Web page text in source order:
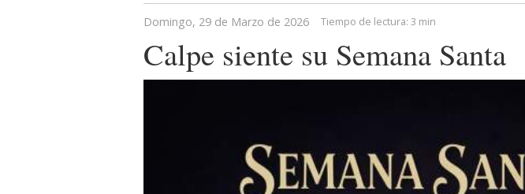
Domingo, 29 de Marzo de 2026 Tiempo de lectura: 3 min
Calpe siente su Semana Santa